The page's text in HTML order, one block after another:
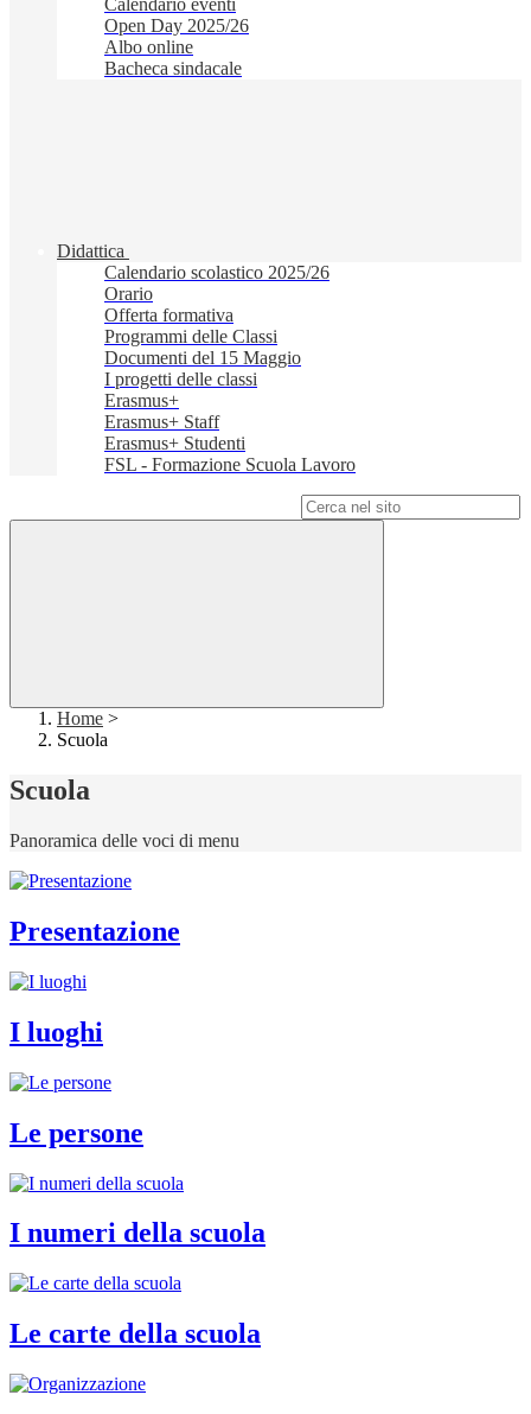
Calendario eventi
Open Day 2025/26
Albo online
Bacheca sindacale
Didattica
Calendario scolastico 2025/26
Orario
Offerta formativa
Programmi delle Classi
Documenti del 15 Maggio
I progetti delle classi
Erasmus+
Erasmus+ Staff
Erasmus+ Studenti
FSL - Formazione Scuola Lavoro
Home >
Scuola
Scuola
Panoramica delle voci di menu
Presentazione
I luoghi
Le persone
I numeri della scuola
Le carte della scuola